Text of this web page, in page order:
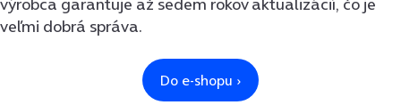
veľmi dobrá správa.